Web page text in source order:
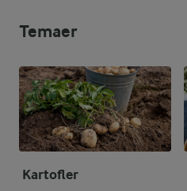
Temaer
Kartofler